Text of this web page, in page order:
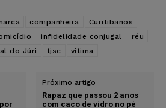
companheira
Curitibanos
infidelidade conjugal
réu
do Júri tjsc vítima
Próximo artigo
Rapaz que passou 2 anos
com caco de vidro no pé